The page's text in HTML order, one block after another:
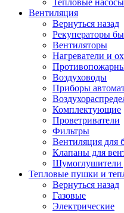
Тепловые насосы
Вентиляция
Вернуться назад
Рекуператоры
Вентиляторы
Нагреватели и
Воздуховоды
Приборы
Комплектующие
Проветриватели
Фильтры
Вентиляция для
Клапаны для
Шумоглушители
Тепловые пушки и
Вернуться назад
Газовые
Электрические